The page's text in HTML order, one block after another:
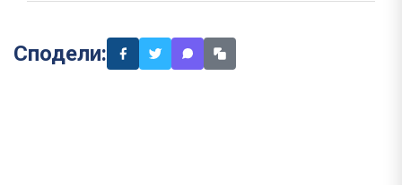
Сподели: